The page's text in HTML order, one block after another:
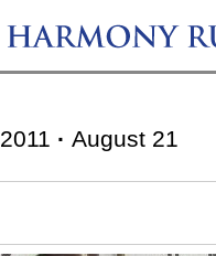
2011 · August 21